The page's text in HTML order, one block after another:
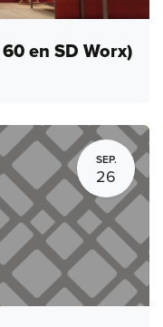
en SD Worx)
SEP.
26